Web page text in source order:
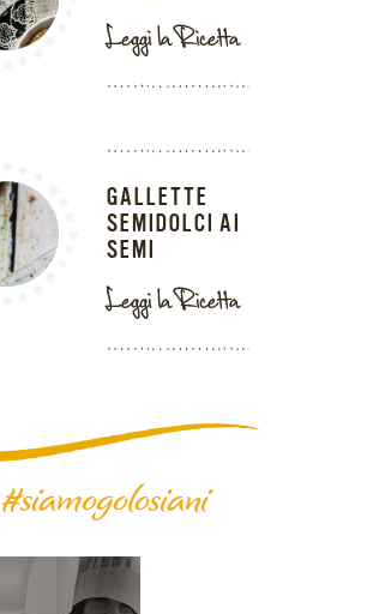
Leggi la Ricetta
GALLETTE
SEMIDOLCI AI
SEMI
Leggi la Ricetta
#siamogolosiani